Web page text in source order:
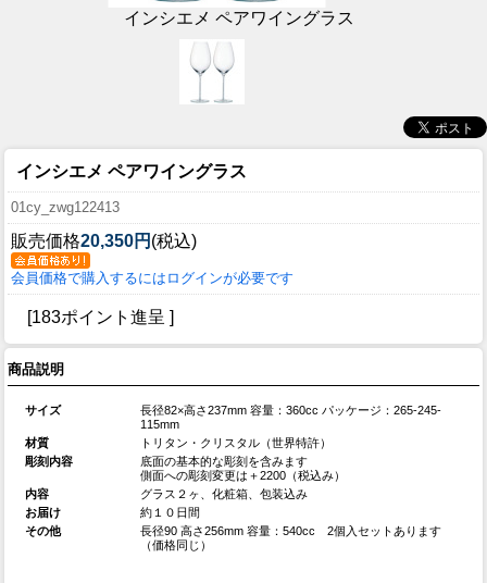
インシエメ ペアワイングラス
インシエメ ペアワイングラス
01cy_zwg122413
販売価格20,350円 (税込)
会員価格で購入するにはログインが必要です
[183ポイント進呈 ]
商品説明
サイズ
長径82×高さ237mm 容量：360cc パッケージ：265-245-
115mm
材質
トリタン・クリスタル（世界特許）
彫刻内容
底面の基本的な彫刻を含みます
側面への彫刻変更は＋2200（税込み）
内容
グラス２ヶ、化粧箱、包装込み
お届け
約１０日間
その他
長径90 高さ256mm 容量：540cc 2個入セットあります
（価格同じ）